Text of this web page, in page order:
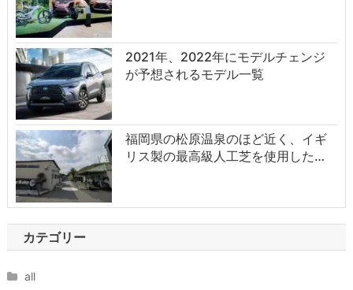
2021年、2022年にモデルチェンジ
が予想されるモデル一覧
福岡県の松原温泉のほど近く、イギ
リス製の最高級人工芝を使用した…
カテゴリー
all